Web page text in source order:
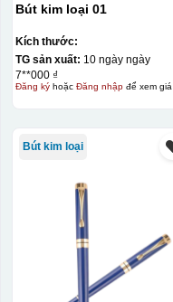
Bút kim loại 01
Kích thước:
TG sản xuất: 10 ngày ngày
7**000 ₫
Đăng kýhoặc Đăng nhậpđể xem giá
Bút kim loại